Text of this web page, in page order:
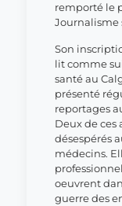
remporté le
Journalisme
Son
lit comme
santé au
présenté
reportages
Deux de ces
désespérés
médecins.
oeuvrent
guerre des